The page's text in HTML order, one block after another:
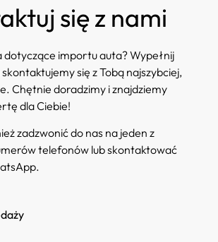
się z nami
dotyczące importu auta? Wypełnij
się z Tobą najszybciej,
Chętnie doradzimy i znajdziemy
dla Ciebie!
zadzwonić do nas na jeden z
telefonów lub skontaktować